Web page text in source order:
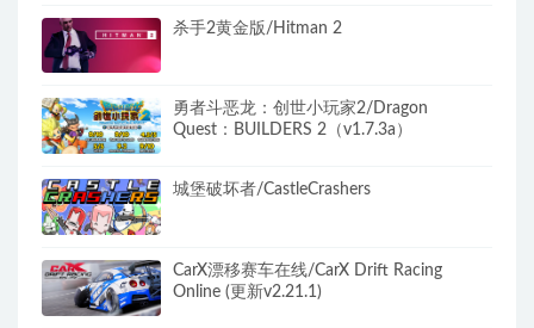
杀手2黄金版/Hitman 2
勇者斗恶龙：创世小玩家2/Dragon
Quest：BUILDERS 2（v1.7.3a）
城堡破坏者/CastleCrashers
CarX漂移赛车在线/CarX Drift Racing
Online (更新v2.21.1)